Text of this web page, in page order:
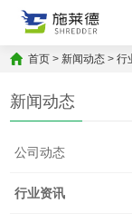
首页 > 新闻动态 >行
新闻动态
公司动态
行业资讯